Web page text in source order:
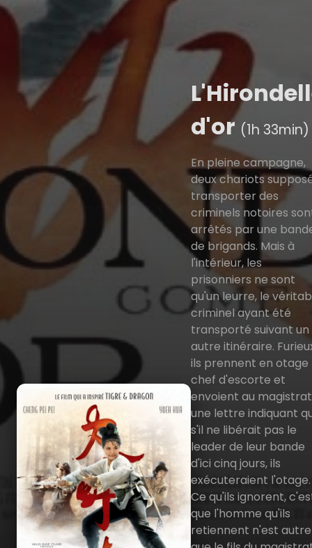
d'or (1h 33min)
En pleine campagne,
deux chariots
transporter des
criminels notoires
arrêtés par une
de brigands. Mais à
l'intérieur, les
prisonniers ne sont
qu'un leurre, le
criminel ayant été
transporté suivant un
autre itinéraire.
ils prennent en otage
chef d'escorte et
envoient au magistrat
une lettre indiquant
s'il ne libérait pas le
leader de leur bande
d'ici cinq jours, ils
exécuteraient l'otage.
Ce qu'ils ignorent,
que l'homme qu'ils
retiennent n'est autre